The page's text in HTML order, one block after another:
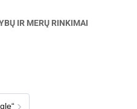
IR MERŲ RINKIMAI
›